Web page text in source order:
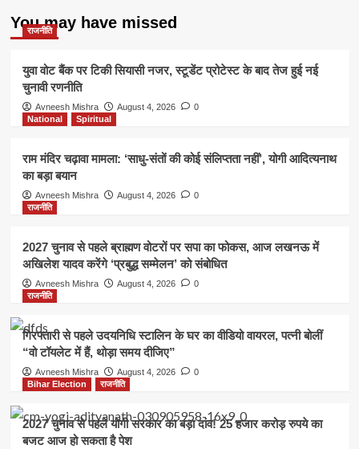
You may have missed
राजनीति
युवा वोट बैंक पर टिकी सियासी नजर, स्टूडेंट प्रोटेस्ट के बाद तेज हुई नई
चुनावी रणनीति
Avneesh Mishra August 4, 2026
0
National
Spiritual
राम मंदिर चढ़ावा मामला: ‘साधु-संतों की कोई संलिप्तता नहीं’, योगी आदित्यनाथ
का बड़ा बयान
Avneesh Mishra August 4, 2026
0
राजनीति
2027 चुनाव से पहले ब्राह्मण वोटरों पर सपा का फोकस, आज लखनऊ में
अखिलेश यादव करेंगे ‘प्रबुद्ध सम्मेलन’ को संबोधित
Avneesh Mishra August 4, 2026
0
राजनीति
गिरफ्तारी से पहले उदयनिधि स्टालिन के घर का वीडियो वायरल, पत्नी बोलीं
“वो टॉयलेट में हैं, थोड़ा समय दीजिए”
Avneesh Mishra August 4, 2026
0
Bihar Election
राजनीति
2027 चुनाव से पहले योगी सरकार का बड़ा दांव! 25 हजार करोड़ रुपये का
बजट आज हो सकता है पेश